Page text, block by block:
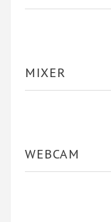
MIXER
WEBCAM